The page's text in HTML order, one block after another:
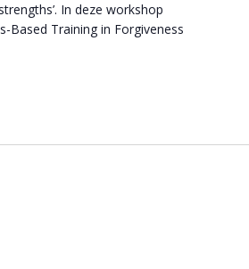
In deze workshop
Training in Forgiveness